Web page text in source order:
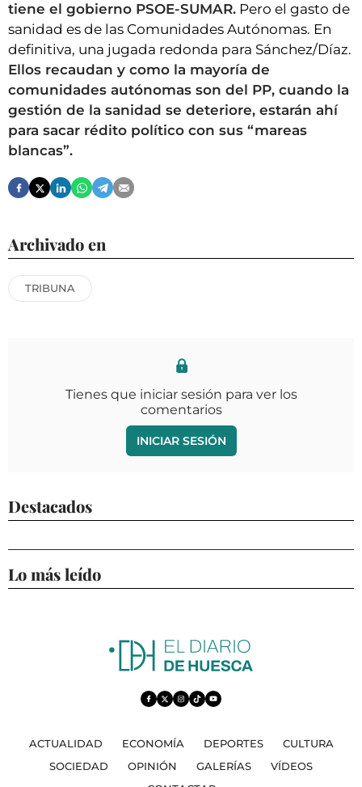
tiene el gobierno PSOE-SUMAR. Pero el gasto de
sanidad es de las Comunidades Autónomas. En
definitiva, una jugada redonda para Sánchez/Díaz.
Ellos recaudan y como la mayoría de
comunidades autónomas son del PP, cuando la
gestión de la sanidad se deteriore, estarán ahí
para sacar rédito político con sus “mareas
blancas”.
Archivado en
TRIBUNA
Tienes que iniciar sesión para ver los
comentarios
INICIAR SESIÓN
Destacados
Lo más leído
ACTUALIDAD ECONOMÍA DEPORTES
CULTURA
SOCIEDAD
OPINIÓN GALERÍAS
VÍDEOS